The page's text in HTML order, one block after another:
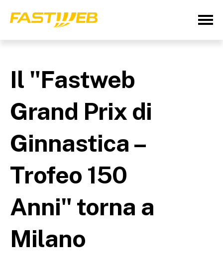
Il "Fastweb
Grand Prix di
Ginnastica –
Trofeo 150
Anni" torna a
Milano